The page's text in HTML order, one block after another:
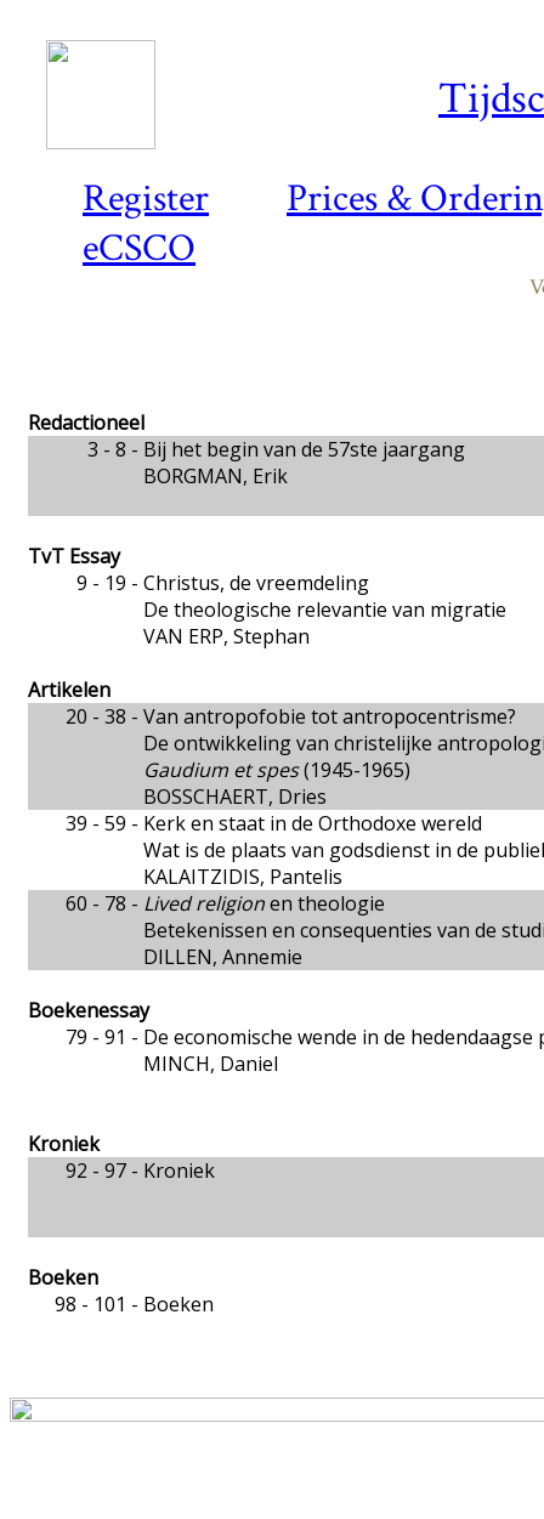
Register
Prices &
eCSCO
Redactioneel
3 - 8 - Bij het begin van de 57ste jaargang
BORGMAN, Erik
TvT Essay
9 - 19 - Christus, de vreemdeling
De theologische relevantie van migratie
VAN ERP, Stephan
Artikelen
20 - 38 - Van antropofobie tot antropocentrisme?
De ontwikkeling van christelijke
Gaudium et spes(1945-1965)
BOSSCHAERT, Dries
39 - 59 - Kerk en staat in de Orthodoxe wereld
Wat is de plaats van godsdienst in de
KALAITZIDIS, Pantelis
60 - 78 - Lived religionen theologie
Betekenissen en consequenties van de
DILLEN, Annemie
Boekenessay
79 - 91 - De economische wende in de
MINCH, Daniel
Kroniek
92 - 97 - Kroniek
Boeken
98 - 101 - Boeken